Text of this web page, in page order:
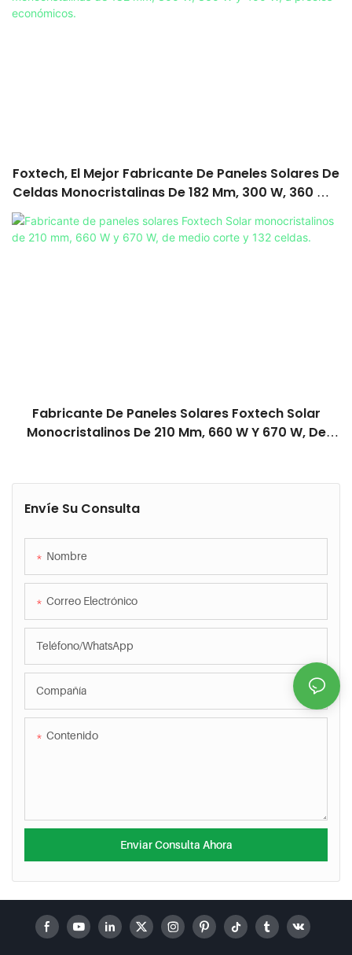
Envíe Su Consulta
Nombre
Correo Electrónico
Teléfono/WhatsApp
Compañía
Contenido
Enviar Consulta Ahora
Foxtech, El Mejor Fabricante De Paneles Solares De
Celdas Monocristalinas De 182 Mm, 300 W, 360 W Y
Fabricante De Paneles Solares Foxtech Solar
Monocristalinos De 210 Mm, 660 W Y 670 W, De